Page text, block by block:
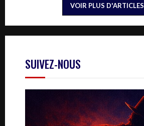
VOIR PLUS D'ARTICLES
SUIVEZ-NOUS